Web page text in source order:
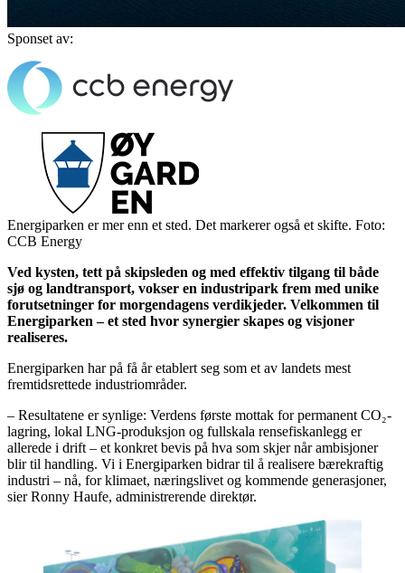
Sponset av:
Energiparken er mer enn et sted. Det markerer også et skifte. Foto:
CCB Energy
Ved kysten, tett på skipsleden og med effektiv tilgang til både
sjø og landtransport, vokser en industripark frem med unike
forutsetninger for morgendagens verdikjeder. Velkommen til
Energiparken – et sted hvor synergier skapes og visjoner
realiseres.
Energiparken har på få år etablert seg som et av landets mest
fremtidsrettede industriområder.
– Resultatene er synlige: Verdens første mottak for permanent CO₂-
lagring, lokal LNG-produksjon og fullskala rensefiskanlegg er
allerede i drift – et konkret bevis på hva som skjer når ambisjoner
blir til handling. Vi i Energiparken bidrar til å realisere bærekraftig
industri – nå, for klimaet, næringslivet og kommende generasjoner,
sier Ronny Haufe, administrerende direktør.